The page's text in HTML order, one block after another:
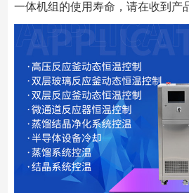
一体机组的使用寿命，请在收到产